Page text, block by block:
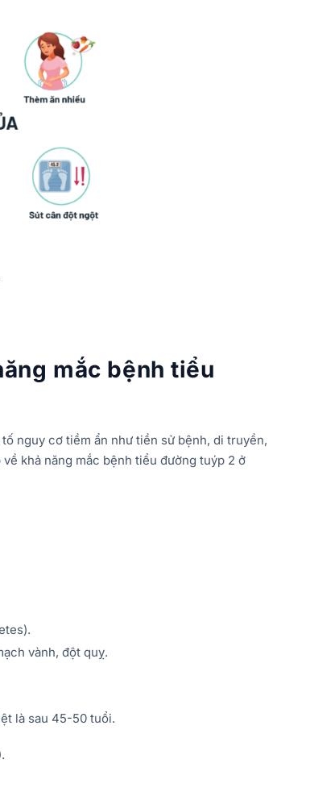
mắc bệnh tiểu
nguy cơ tiềm ẩn như tiền sử bệnh, di truyền,
khả năng mắc bệnh tiểu đường tuýp 2 ở
vành, đột quỵ.
là sau 45-50 tuổi.